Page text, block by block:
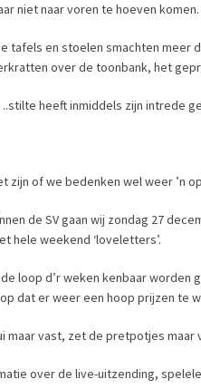
niet naar voren te hoeven
tafels en stoelen smachten
over de toonbank, het
heeft inmiddels zijn intrede
zijn of we bedenken wel weer ’n
de SV gaan wij zondag 27
hele weekend ‘loveletters’.
loop d’r weken kenbaar
dat er weer een hoop prijzen te
vast, zet de pretpotjes maar
over de live-uitzending,